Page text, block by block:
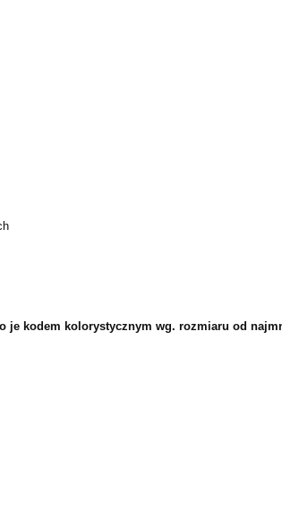
je kodem kolorystycznym wg. rozmiaru od